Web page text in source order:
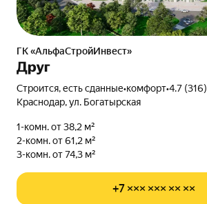
ГК «АльфаСтройИнвест»
Друг
Строится, есть сданные•комфорт•4.7 (316)
Краснодар, ул. Богатырская
1-комн. от 38,2 м²
2-комн. от 61,2 м²
3-комн. от 74,3 м²
+7 ××× ××× ×× ××